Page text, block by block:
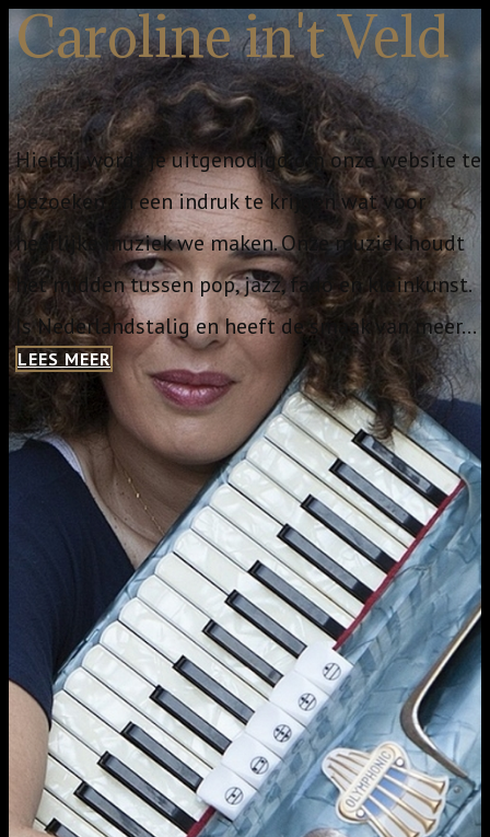
Caroline in't Veld
Hierbij wordt je uitgenodigd om onze website te
bezoeken en een indruk te krijgen wat voor
heerlijke muziek we maken. Onze muziek houdt
het midden tussen pop, jazz, fado en kleinkunst.
Is Nederlandstalig en heeft de smaak van meer...
LEES MEER